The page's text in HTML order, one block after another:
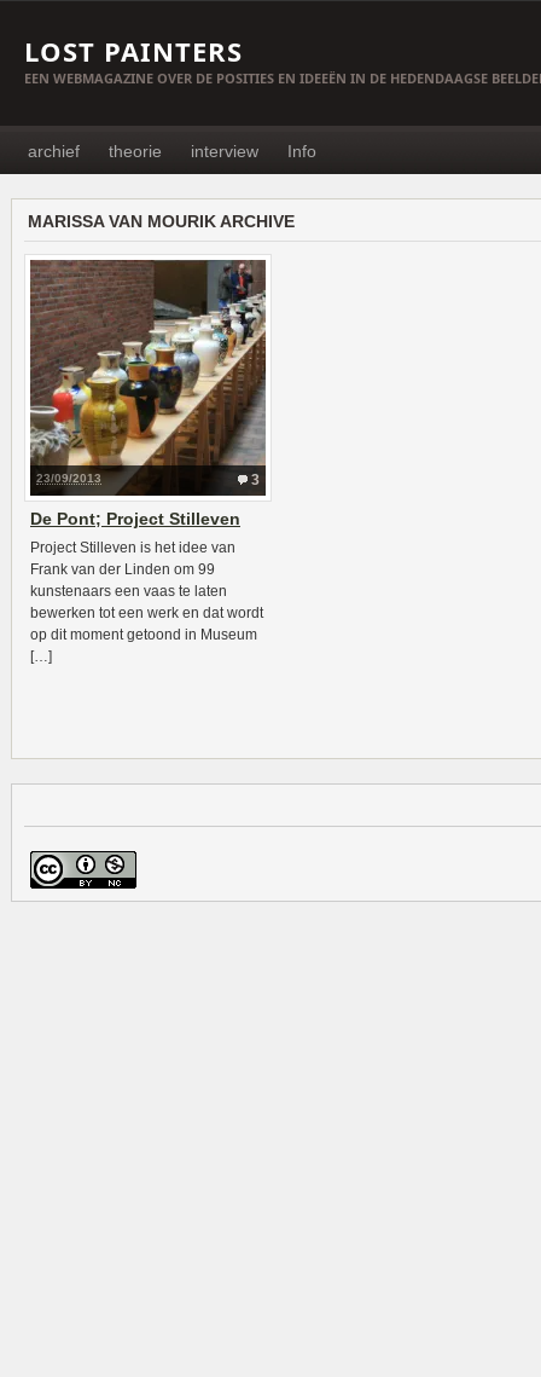
LOST PAINTERS
EEN WEBMAGAZINE OVER DE POSITIES EN IDEEËN IN DE HEDENDAAGSE
archief theorie interview Info
MARISSA VAN MOURIK ARCHIVE
3
23/09/2013
De Pont; Project Stilleven
Project Stilleven is het idee van
Frank van der Linden om 99
kunstenaars een vaas te laten
bewerken tot een werk en dat wordt
op dit moment getoond in Museum
[…]